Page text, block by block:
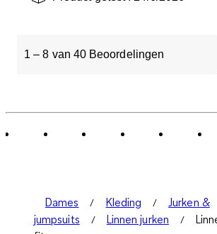
1 – 8 van 40 Beoordelingen
Dames Kleding
Jurken &
jumpsuits
Linnen jurken